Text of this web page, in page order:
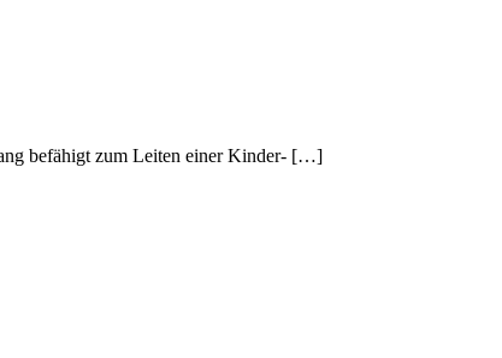
befähigt zum Leiten einer Kinder- […]